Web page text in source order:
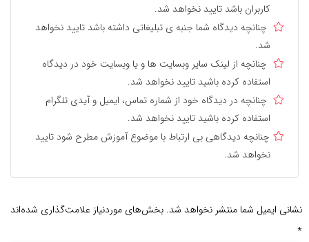
کاربران باشد تایید نخواهد شد.
چنانچه دیدگاه شما جنبه ی تبلیغاتی داشته باشد تایید نخواهد
شد.
چنانچه از لینک سایر وبسایت ها و یا وبسایت خود در دیدگاه
استفاده کرده باشید تایید نخواهد شد.
چنانچه در دیدگاه خود از شماره تماس، ایمیل و آیدی تلگرام
استفاده کرده باشید تایید نخواهد شد.
چنانچه دیدگاهی بی ارتباط با موضوع آموزش مطرح شود تایید
نخواهد شد.
نشانی ایمیل شما منتشر نخواهد شد. بخش‌های موردنیاز علامت‌گذاری شده‌اند
*